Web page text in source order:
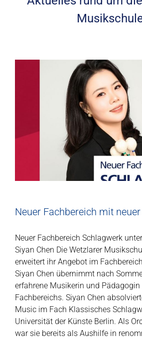
Neuer Fachbereich mit
Neuer Fachbereich Schlagwerk
Siyan Chen Die Wetzlarer
erweitert ihr Angebot im
Siyan Chen übernimmt nach
erfahrene Musikerin und
Fachbereichs. Siyan Chen
Music im Fach Klassisches
Universität der Künste Berlin. Als
war sie bereits als Aushilfe in